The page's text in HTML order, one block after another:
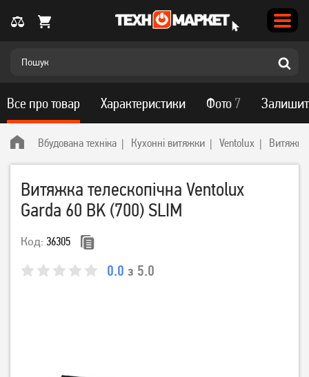
Вбудована техніка Кухонні витяжки Ventolux Витяжка
Витяжка телескопічна Ventolux
Garda 60 BK (700) SLIM
Код: 36305
0.0 з 5.0
Все про товар Характеристики Фото 7